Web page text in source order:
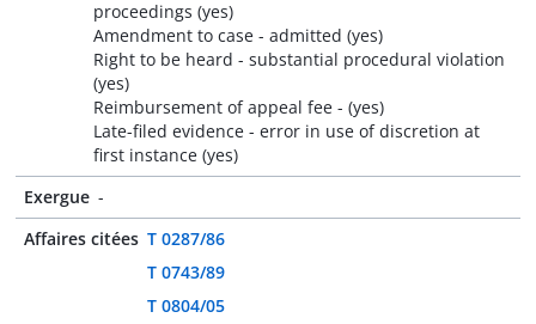
proceedings (yes)
Amendment to case - admitted (yes)
Right to be heard - substantial procedural violation
(yes)
Reimbursement of appeal fee - (yes)
Late-filed evidence - error in use of discretion at
first instance (yes)
Exergue -
Affaires citées T 0287/86
T 0743/89
T 0804/05